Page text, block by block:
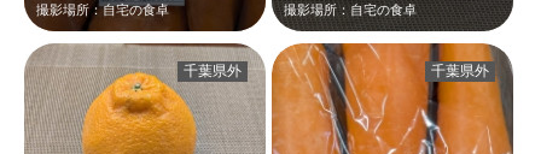
撮影場所：自宅の食卓
撮影場所：自宅の食卓
千葉県外 千葉県外